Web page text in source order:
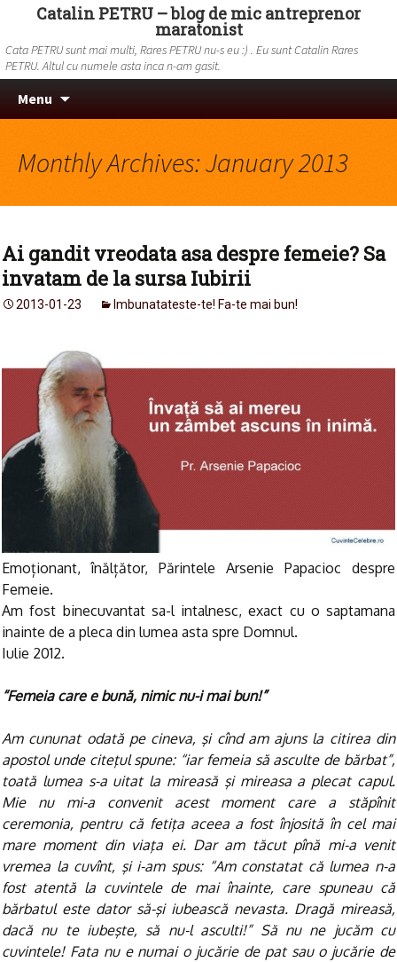
Catalin PETRU – blog de mic antreprenor
maratonist
Cata PETRU sunt mai multi, Rares PETRU nu-s eu :) . Eu sunt Catalin Rares
PETRU. Altul cu numele asta inca n-am gasit.
Menu
Monthly Archives: January 2013
Ai gandit vreodata asa despre femeie? Sa
invatam de la sursa Iubirii
2013-01-23 Imbunatateste-te! Fa-te mai bun!
Emoționant, înălțător, Părintele Arsenie Papacioc despre
Femeie.
Am fost binecuvantat sa-l intalnesc, exact cu o saptamana
inainte de a pleca din lumea asta spre Domnul.
Iulie 2012.
“Femeia care e bună, nimic nu-i mai bun!”
Am cununat odată pe cineva, şi cînd am ajuns la citirea din
apostol unde citeţul spune: “iar femeia să asculte de bărbat”,
toată lumea s-a uitat la mireasă şi mireasa a plecat capul.
Mie nu mi-a convenit acest moment care a stăpînit
ceremonia, pentru că fetiţa aceea a fost înjosită în cel mai
mare moment din viaţa ei. Dar am tăcut pînă mi-a venit
vremea la cuvînt, şi i-am spus: “Am constatat că lumea n-a
fost atentă la cuvintele de mai înainte, care spuneau că
bărbatul este dator să-şi iubească nevasta. Dragă mireasă,
dacă nu te iubeşte, să nu-l asculti!” Să nu ne jucăm cu
cuvintele! Fata nu e numai o jucărie de pat sau o jucărie de